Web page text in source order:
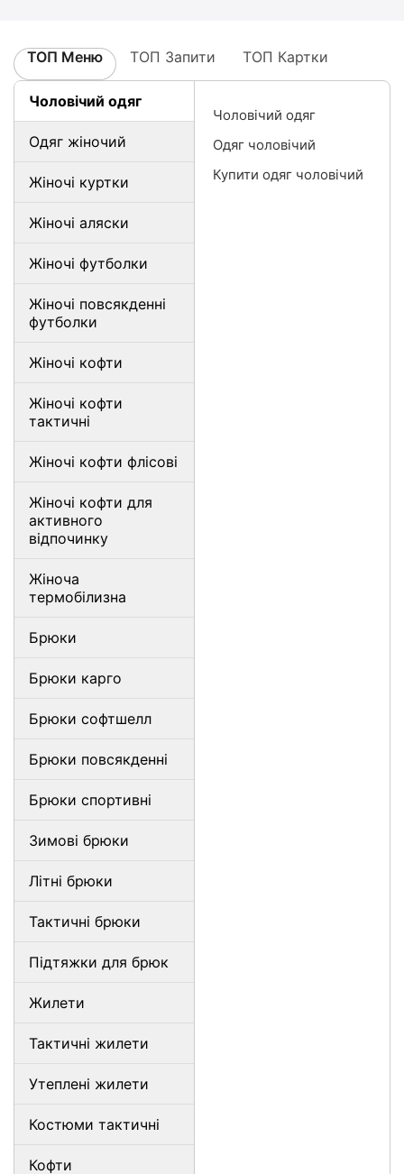
ТОП Меню ТОП Запити ТОП Картки
Чоловічий одяг
Одяг жіночий
Жіночі куртки
Жіночі аляски
Жіночі футболки
Жіночі повсякденні
футболки
Жіночі кофти
Жіночі кофти
тактичні
Жіночі кофти флісові
Жіночі кофти для
активного
відпочинку
Жіноча
термобілизна
Брюки
Брюки карго
Брюки софтшелл
Брюки повсякденні
Брюки спортивні
Зимові брюки
Літні брюки
Тактичні брюки
Підтяжки для брюк
Жилети
Тактичні жилети
Утеплені жилети
Костюми тактичні
Кофти
Чоловічий одяг
Одяг чоловічий
Купити одяг чоловічий